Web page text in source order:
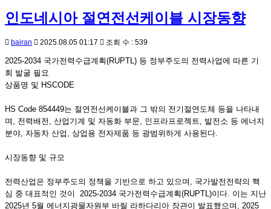
인도네시아 절연전선케이블 시장동향
bairan 2025.08.05 01:17 조회 수 : 539
2025-2034 국가전력수급계획(RUPTL) 등 정부주도의 전력사업에 따른 기
회 발굴 필요
상품명 및 HSCODE
HS Code 854449는 절연전선케이블과 그 밖의 전기절연도체 등을 나타내
며, 전력배전, 산업기계 및 자동화 부문, 인프라프로젝트, 발전소 등 에너지
분야, 자동차 산업, 상업용 전자제품 등 광범위하게 사용된다.
시장동향 및 규모
전력산업은 정부주도의 정책을 기반으로 하고 있으며, 국가발전전략의 핵
심 중 대표적인 것이 2025-2034 국가전력수급계획(RUPTL)이다. 이는 지난
2025년 5월 에너지광물자원부 바릴 라하다리아 장관이 발표했으며, 2025